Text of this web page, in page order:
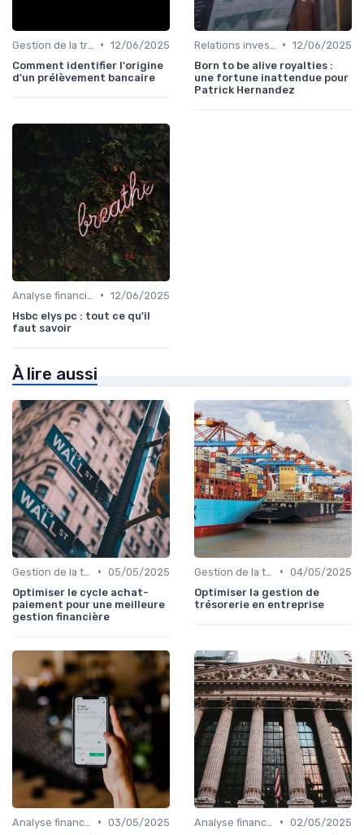
• 12/06/2025
Comment identifier l'origine
d'un prélèvement bancaire
• 12/06/2025
Born to be alive royalties :
une fortune inattendue pour
Patrick Hernandez
• 12/06/2025
Hsbc elys pc : tout ce qu'il
faut savoir
À lire aussi
• 05/05/2025
Optimiser le cycle achat-
paiement pour une meilleure
gestion financière
• 04/05/2025
Optimiser la gestion de
trésorerie en entreprise
• 03/05/2025
• 02/05/2025